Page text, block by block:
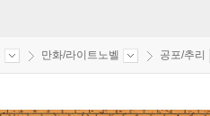
만화/라이트노벨 공포/추리